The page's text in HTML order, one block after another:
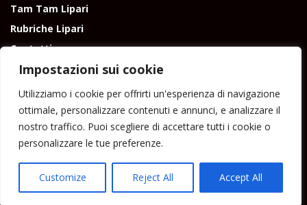
Impostazioni sui cookie
Utilizziamo i cookie per offrirti un'esperienza di navigazione
ottimale, personalizzare contenuti e annunci, e analizzare il
nostro traffico. Puoi scegliere di accettare tutti i cookie o
personalizzare le tue preferenze.
Customize Reject All Accept All
Tam Tam Lipari
Rubriche Lipari
Contatti
Direttore responsabile: Peppe Paino - Eolmedia, via Zinzolo, 20 - 980555 -
Lipari (Me) - Tel. 3924544698 e-mail: giornaledilipari@gmail.com -
peppepaino1@gmail.com Testata registrata al Tribunale di Barcellona